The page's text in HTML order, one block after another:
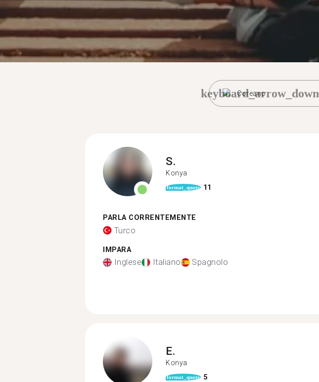
Coreano
keyboard_arrow_down
S.
Konya
format_quote 11
PARLA CORRENTEMENTE
Turco
IMPARA
Inglese Italiano Spagnolo
E.
Konya
format_quote 5